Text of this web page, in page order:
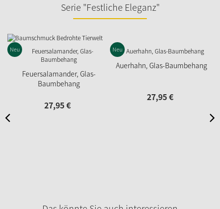
Serie "Festliche Eleganz"
Feuersalamander, Glas-
Baumbehang
Neu
27,95€
Auerhahn, Glas-Baumbehang
Neu
27,95€